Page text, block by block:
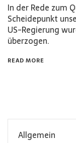
In der Rede zum
Scheidepunkt
US-Regierung
überzogen.
READ MORE
Allgemein